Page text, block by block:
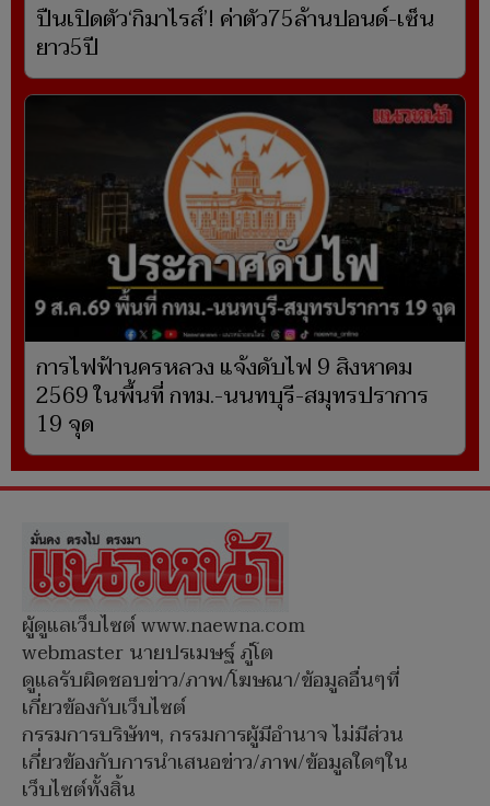
ปืนเปิดตัว‘กิมาไรส์’! ค่าตัว75ล้านปอนด์-เซ็น
ยาว5ปี
การไฟฟ้านครหลวง แจ้งดับไฟ 9 สิงหาคม
2569 ในพื้นที่ กทม.-นนทบุรี-สมุทรปราการ
19 จุด
ผู้ดูแลเว็บไซต์ www.naewna.com
webmaster นายปรเมษฐ์ ภู่โต
ดูแลรับผิดชอบข่าว/ภาพ/โฆษณา/ข้อมูลอื่นๆที่
เกี่ยวข้องกับเว็บไซต์
กรรมการบริษัทฯ, กรรมการผู้มีอำนาจ ไม่มีส่วน
เกี่ยวข้องกับการนำเสนอข่าว/ภาพ/ข้อมูลใดๆใน
เว็บไซต์ทั้งสิ้น